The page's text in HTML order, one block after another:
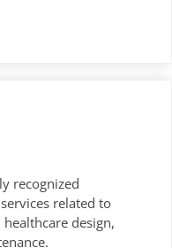
recognized
related to
design,